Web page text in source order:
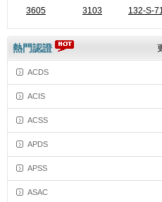
3605 3103 132-S-
熱門認證
ACDS
ACIS
ACSS
APDS
APSS
ASAC